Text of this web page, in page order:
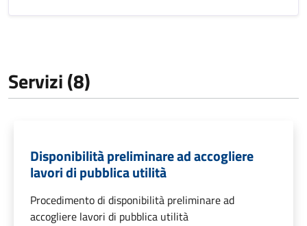
Servizi (8)
Disponibilità preliminare ad accogliere
lavori di pubblica utilità
Procedimento di disponibilità preliminare ad
accogliere lavori di pubblica utilità